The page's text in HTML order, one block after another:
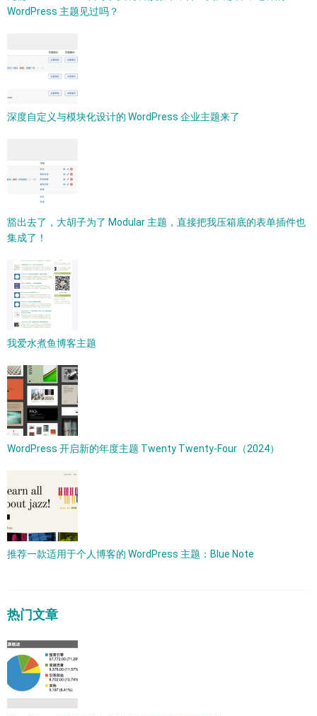
WordPress 主题见过吗？
深度自定义与模块化设计的 WordPress 企业主题来了
豁出去了，大胡子为了 Modular 主题，直接把我压箱底的表单插件也
集成了！
我爱水煮鱼博客主题
WordPress 开启新的年度主题 Twenty Twenty-Four（2024）
推荐一款适用于个人博客的 WordPress 主题：Blue Note
热门文章